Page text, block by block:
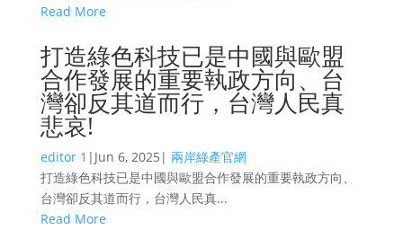
Read More
打造綠色科技已是中國與歐盟
合作發展的重要執政方向、台
灣卻反其道而行，台灣人民真
悲哀!
editor 1 | Jun 6, 2025 | 兩岸綠產官網
打造綠色科技已是中國與歐盟合作發展的重要執政方向、
台灣卻反其道而行，台灣人民真...
Read More